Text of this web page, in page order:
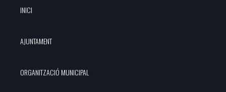
INICI
AJUNTAMENT
ORGANITZACIÓ MUNICIPAL